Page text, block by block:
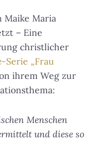
Maike Maria
– Eine
christlicher
-Serie „Frau
ihrem Weg zur
Menschen
und diese so